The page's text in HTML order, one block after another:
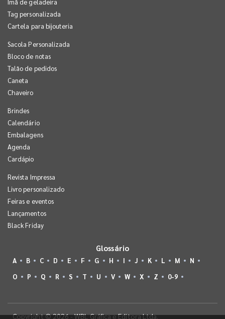
Imã de geladeira
Tag personalizada
Cartela para bijouteria
Sacola Personalizada
Bloco de notas
Talão de pedidos
Caneta
Chaveiro
Brindes
Calendário
Embalagens
Agenda
Cardápio
Revista Impressa
Livro personalizado
Feiras e eventos
Lançamentos
Black Friday
Glossário
A B C D E F G H I J K L M
N
O
P Q R S T U V W X Z 0-9
Copyright © 2026 - WBL Gráfica e Editora Ltda.